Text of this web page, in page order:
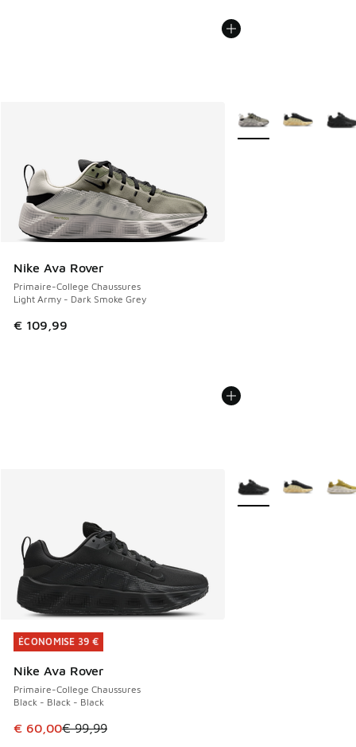
Nike Ava Rover
Primaire-College Chaussures
Light Army - Dark Smoke Grey
€ 109,99
Plus de couleurs
ÉCONOMISE 39 €
Nike Ava Rover
Primaire-College Chaussures
Black - Black - Black
Cet article est en promotion. Prix en baisse de € 99,99 à
€ 60,00€ 99,99
ÉCONOMISE 39 €
Plus de couleurs